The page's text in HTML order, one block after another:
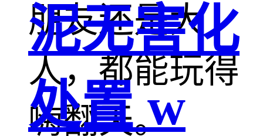
朋友还是大
人，都能玩得
嗨翻天。
泥无害化
处置 w